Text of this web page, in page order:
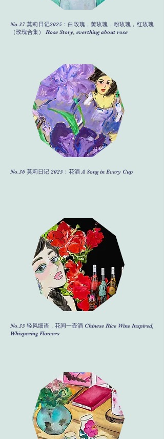
No.37 莫莉日记2025：白玫瑰，黄玫瑰，粉玫瑰，红玫瑰
（玫瑰合集） Rose Story, everthing about rose
No.36 莫莉日记 2025：花酒 A Song in Every Cup
No.35 轻风细语，花间一壶酒 Chinese Rice Wine Inspired,
Whispering Flowers